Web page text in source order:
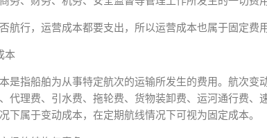
航行，运营成本都要支出，所以运营成本也属于固定费用
本
是指船舶为从事特定航次的运输所发生的费用。航次变
代理费、引水费、拖轮费、货物装卸费、运河通行费、
下属于变动成本，在定期航线情况下可视为固定成本。